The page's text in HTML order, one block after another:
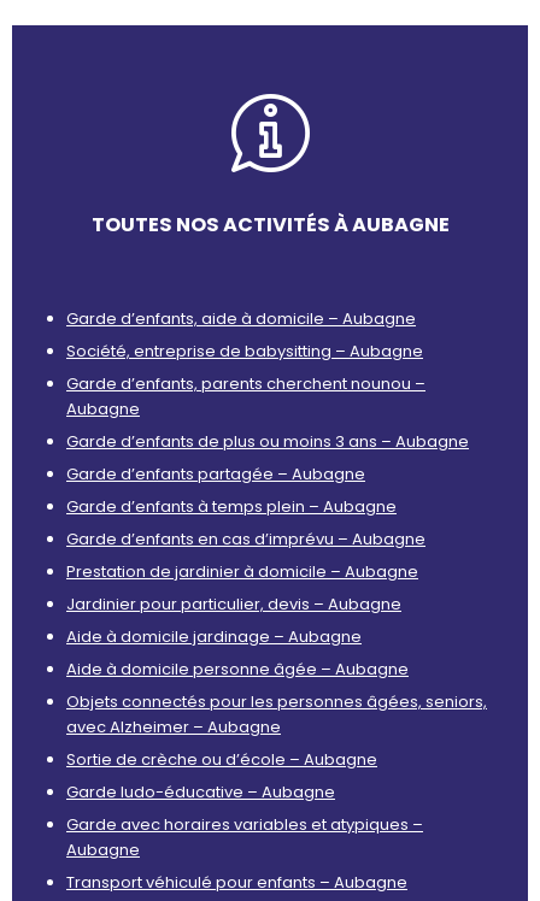
TOUTES NOS ACTIVITÉS À AUBAGNE
Garde d’enfants, aide à domicile – Aubagne
Société, entreprise de babysitting – Aubagne
Garde d’enfants, parents cherchent nounou –
Aubagne
Garde d’enfants de plus ou moins 3 ans – Aubagne
Garde d’enfants partagée – Aubagne
Garde d’enfants à temps plein – Aubagne
Garde d’enfants en cas d’imprévu – Aubagne
Prestation de jardinier à domicile – Aubagne
Jardinier pour particulier, devis – Aubagne
Aide à domicile jardinage – Aubagne
Aide à domicile personne âgée – Aubagne
Objets connectés pour les personnes âgées, seniors,
avec Alzheimer – Aubagne
Sortie de crèche ou d’école – Aubagne
Garde ludo-éducative – Aubagne
Garde avec horaires variables et atypiques –
Aubagne
Transport véhiculé pour enfants – Aubagne